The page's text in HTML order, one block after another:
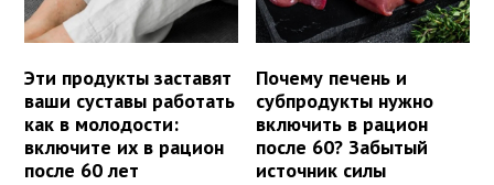
Эти продукты заставят
ваши суставы работать
как в молодости:
включите их в рацион
после 60 лет
Почему печень и
субпродукты нужно
включить в рацион
после 60? Забытый
источник силы